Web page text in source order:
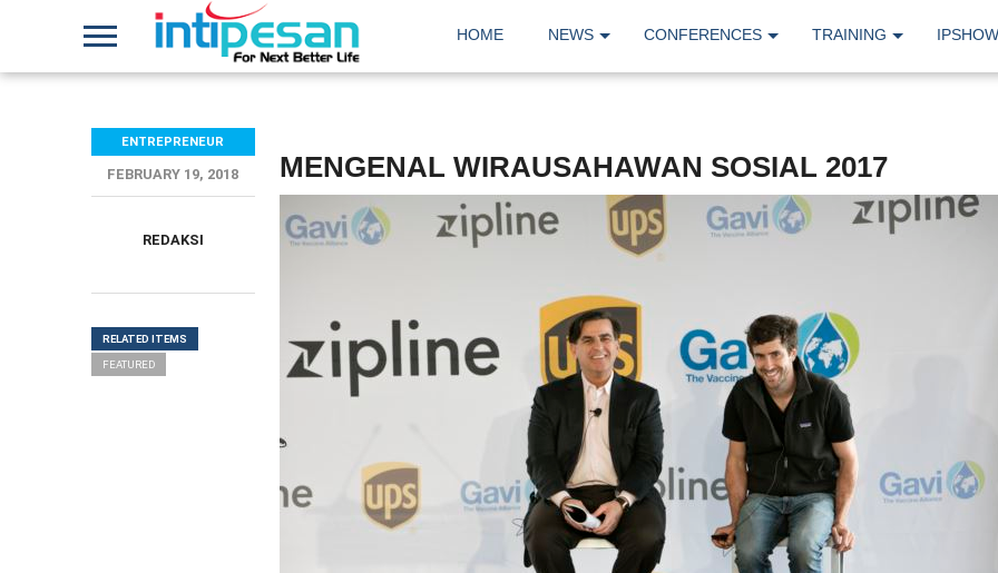
HOME NEWS CONFERENCES TRAINING IPSHOW
MENGENAL WIRAUSAHAWAN SOSIAL 2017
ENTREPRENEUR
FEBRUARY 19, 2018
REDAKSI
RELATED ITEMS
FEATURED